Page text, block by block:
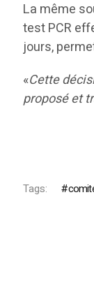
La même
test PCR
jours,
«Cette
proposé et
Tags: